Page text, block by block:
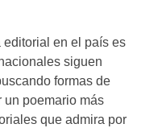
en el país es
siguen
formas de
un poemario más
que admira por